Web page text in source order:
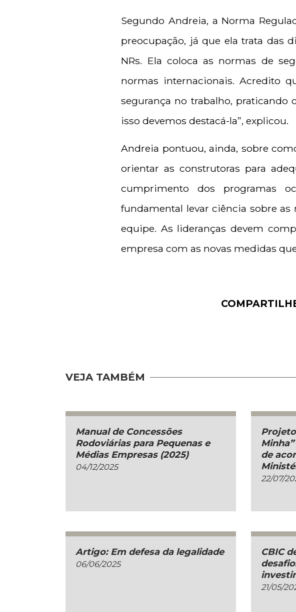
Segundo Andreia, a Norma
preocupação, já que ela trata das
NRs. Ela coloca as normas de
normas internacionais. Acredito
segurança no trabalho, praticando
isso devemos destacá-la”, explicou.
Andreia pontuou, ainda, sobre
orientar as construtoras para
cumprimento dos programas
fundamental levar ciência sobre
equipe. As lideranças devem
empresa com as novas medidas
VEJA TAMBÉM
Manual de Concessões
Rodoviárias para Pequenas e
Médias Empresas (2025)
04/12/2025
Projeto
de
22/07/
Artigo: Em defesa da legalidade
06/06/2025
CBIC
21/05/